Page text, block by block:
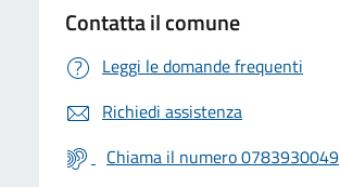
Contatta il comune
Leggi le domande frequenti
Richiedi assistenza
Chiama il numero 0783930049